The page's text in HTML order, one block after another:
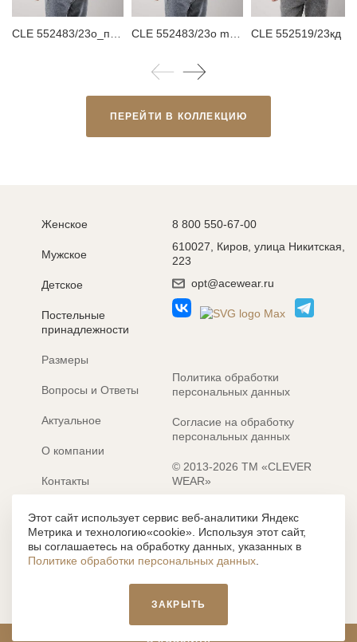
ПЕРЕЙТИ В КОЛЛЕКЦИЮ
Женское
Мужское
Детское
Постельные
принадлежности
Размеры
Вопросы и Ответы
Актуальное
О компании
Контакты
Электронные каталоги
8 800 550-67-00
610027, Киров, улица Никитская,
223
opt@acewear.ru
Политика обработки
персональных данных
Согласие на обработку
персональных данных
© 2013-2026 ТМ «CLEVER
WEAR»
Разработка сайта: MACHAON
Все содержание, представленное или отраженное на сайте
https://clever-style.ru, включая, но не ограничиваясь, текстом,
графикой, фотографиями, иллюстрациями и т.д., являются
объектами авторского права, использование которых, без
письменного разрешения администрации и без активной
влечет наложение ответственности с действующим
Этот сайт использует сервис веб-аналитики Яндекс
Метрика и технологию«cookie». Используя этот сайт,
вы соглашаетесь на обработку данных, указанных в
Политике обработки персональных данных
ЗАКРЫТЬ